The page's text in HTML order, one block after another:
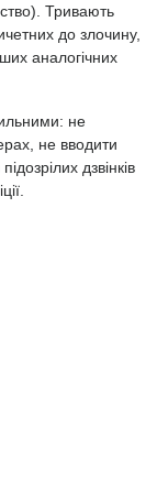
Тривають
до злочину,
аналогічних
не
не вводити
дзвінків